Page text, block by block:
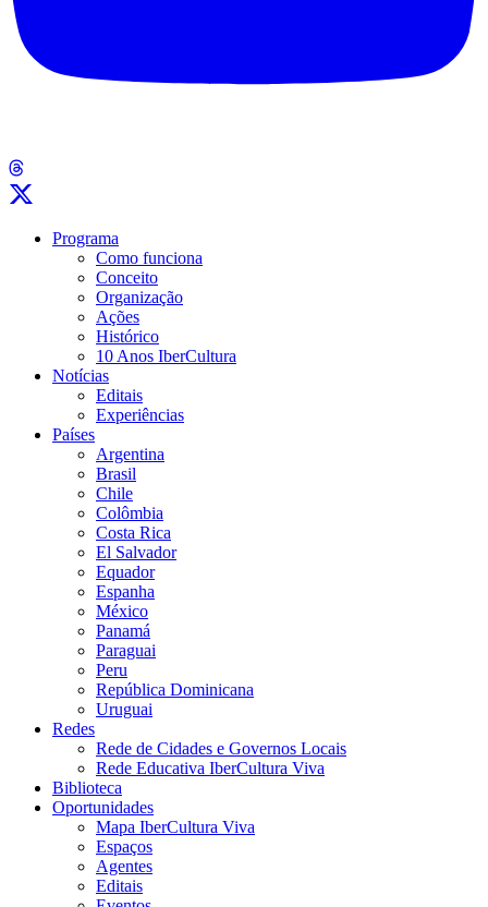
Programa
Como funciona
Conceito
Organização
Ações
Histórico
10 Anos IberCultura
Notícias
Editais
Experiências
Países
Argentina
Brasil
Chile
Colômbia
Costa Rica
El Salvador
Equador
Espanha
México
Panamá
Paraguai
Peru
República Dominicana
Uruguai
Redes
Rede de Cidades e Governos Locais
Rede Educativa IberCultura Viva
Biblioteca
Oportunidades
Mapa IberCultura Viva
Espaços
Agentes
Editais